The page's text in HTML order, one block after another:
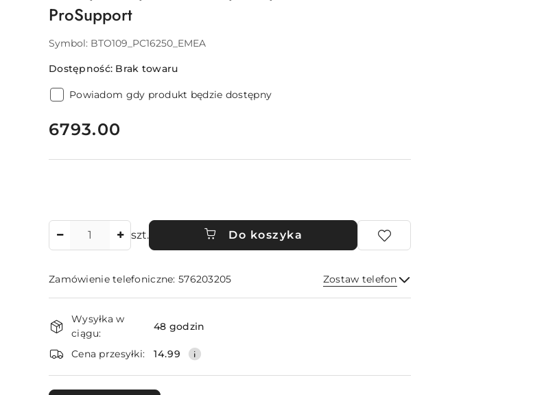
ProSupport
Symbol: BTO109_PC16250_EMEA
Dostępność: Brak towaru
Powiadom gdy produkt będzie dostępny
cena:
6793.00
szt. Do koszyka
Zamówienie telefoniczne: 576203205 Zostaw telefon
Wyślij
Dostępność
i
dostawa
Wysyłka w
ciągu:
48 godzin
Cena przesyłki: 14.99